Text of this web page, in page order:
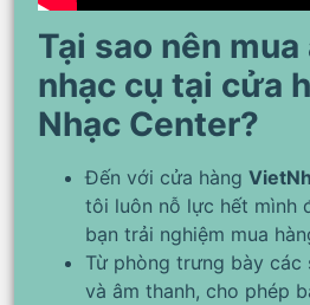
Tại sao nên
nhạc cụ tại cửa
Nhạc Center?
Đến với cửa hàng
tôi luôn nỗ lực hết mình
bạn trải nghiệm mua
Từ phòng trưng bày các
và âm thanh, cho phép